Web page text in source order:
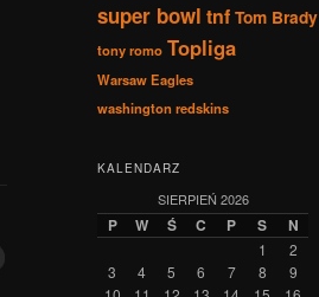
super bowl tnf Tom Brady
tony romo Topliga
Warsaw Eagles
washington redskins
KALENDARZ
SIERPIEŃ 2026
P W Ś C P S N
1
2
3
4 5 6 7 8
9